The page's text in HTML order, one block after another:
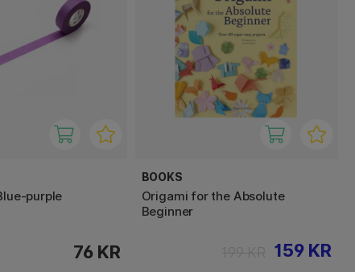
purple
76 KR
BOOKS
Origami for the Absolute
Beginner
159 KR